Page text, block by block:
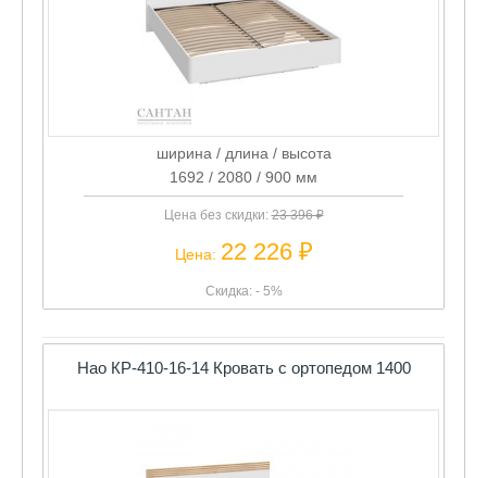
ширина / длина / высота
1692 / 2080 / 900 мм
Цена без скидки:23 396 ₽
Цена: 22 226 ₽
Скидка: - 5%
Нао КР-410-16-14 Кровать с ортопедом 1400